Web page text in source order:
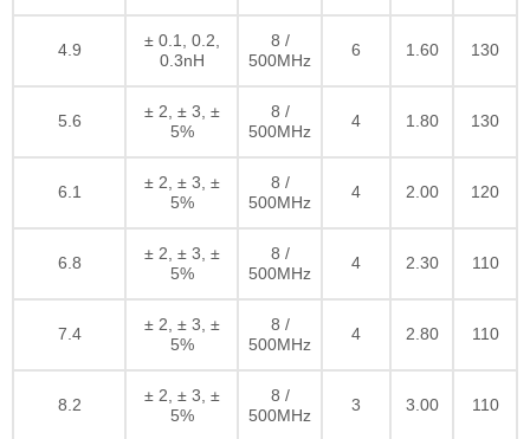
4.9
± 0.1, 0.2,
0.3nH
8 /
500MHz
6 1.60 130
5.6
± 2, ± 3, ±
5%
8 /
500MHz
4 1.80 130
6.1
± 2, ± 3, ±
5%
8 /
500MHz
4 2.00 120
6.8
± 2, ± 3, ±
5%
8 /
500MHz
4 2.30 110
7.4
± 2, ± 3, ±
5%
8 /
500MHz
4 2.80 110
8.2
± 2, ± 3, ±
5%
8 /
500MHz
3 3.00 110